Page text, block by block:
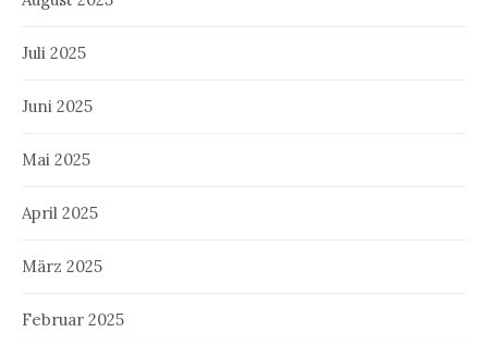
Juli 2025
Juni 2025
Mai 2025
April 2025
März 2025
Februar 2025